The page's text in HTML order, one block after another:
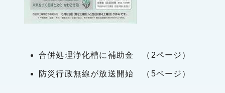
合併処理浄化槽に補助金 （2ページ）
防災行政無線が放送開始 （5ページ）